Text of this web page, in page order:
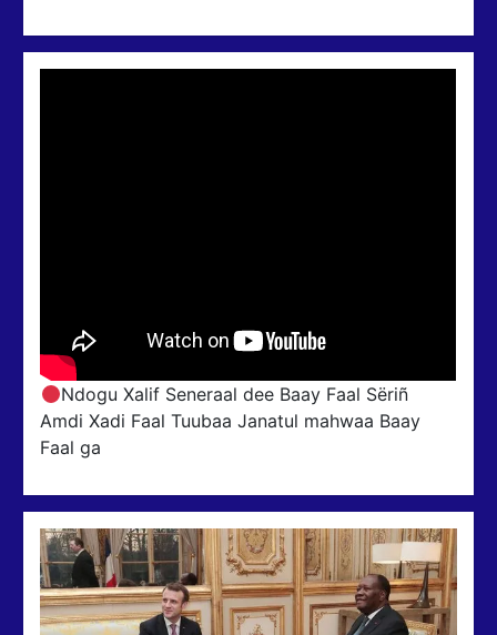
Ndogu Xalif Seneraal dee Baay Faal Sëriñ
Amdi Xadi Faal Tuubaa Janatul mahwaa Baay
Faal ga